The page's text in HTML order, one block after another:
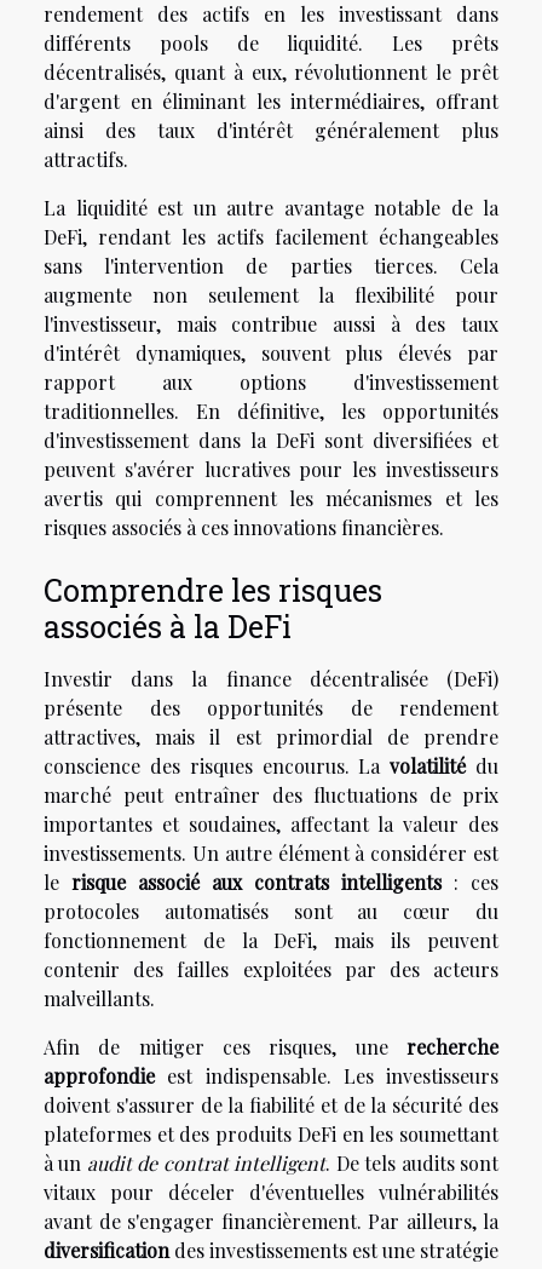
rendement des actifs en les investissant dans
différents pools de liquidité. Les prêts
décentralisés, quant à eux, révolutionnent le prêt
d'argent en éliminant les intermédiaires, offrant
ainsi des taux d'intérêt généralement plus
attractifs.
La liquidité est un autre avantage notable de la
DeFi, rendant les actifs facilement échangeables
sans l'intervention de parties tierces. Cela
augmente non seulement la flexibilité pour
l'investisseur, mais contribue aussi à des taux
d'intérêt dynamiques, souvent plus élevés par
rapport aux options d'investissement
traditionnelles. En définitive, les opportunités
d'investissement dans la DeFi sont diversifiées et
peuvent s'avérer lucratives pour les investisseurs
avertis qui comprennent les mécanismes et les
risques associés à ces innovations financières.
Comprendre les risques
associés à la DeFi
Investir dans la finance décentralisée (DeFi)
présente des opportunités de rendement
attractives, mais il est primordial de prendre
conscience des risques encourus. Lavolatilitédu
marché peut entraîner des fluctuations de prix
importantes et soudaines, affectant la valeur des
investissements. Un autre élément à considérer est
le risque associé aux contrats intelligents: ces
protocoles automatisés sont au cœur du
fonctionnement de la DeFi, mais ils peuvent
contenir des failles exploitées par des acteurs
malveillants.
Afin de mitiger ces risques, une recherche
approfondieest indispensable. Les investisseurs
doivent s'assurer de la fiabilité et de la sécurité des
plateformes et des produits DeFi en les soumettant
à un audit de contrat intelligent. De tels audits sont
vitaux pour déceler d'éventuelles vulnérabilités
avant de s'engager financièrement. Par ailleurs, la
diversificationdes investissements est une stratégie